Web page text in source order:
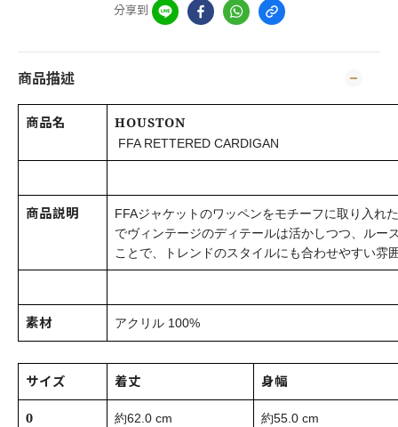
分享到
商品描述
商品名 HOUSTON
FFA RETTERED CARDIGAN
商品説明
FFAジャケットのワッペンをモチーフに取り入れ
でヴィンテージのディテールは活かしつつ、ルー
ことで、トレンドのスタイルにも合わせやすい雰
素材 アクリル 100%
サイズ 着丈 身幅
0 約62.0 cm 約55.0 cm